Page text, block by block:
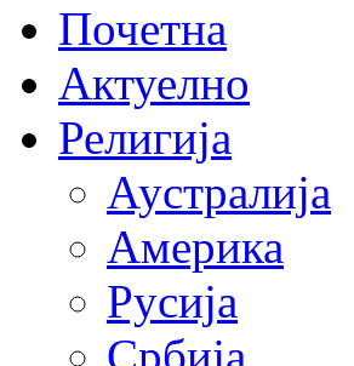
Почетна
Актуелно
Религија
Аустралија
Америка
Русија
Србија